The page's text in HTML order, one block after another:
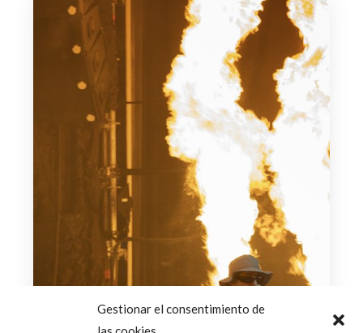
Gestionar el consentimiento de